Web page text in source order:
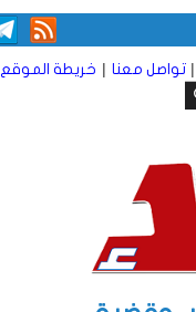
| تواصل معنا | خريطة الموقع